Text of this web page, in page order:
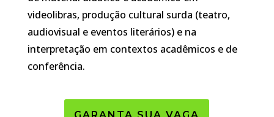
videolibras, produção cultural surda (teatro,
audiovisual e eventos literários) e na
interpretação em contextos acadêmicos e de
conferência.